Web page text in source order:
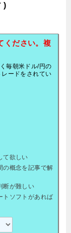
)
ください。複
毎朝米ドル/円の
ードをされてい
て欲しい
の概念を記事で解
断が難しい
トソフトがあれば